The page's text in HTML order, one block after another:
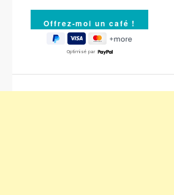
Optimisé par